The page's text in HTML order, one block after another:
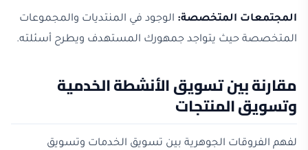
المجتمعات المتخصصة: الوجود في المنتديات والمجموعات
المتخصصة حيث يتواجد جمهورك المستهدف ويطرح أسئلته.
مقارنة بين تسويق الأنشطة الخدمية
وتسويق المنتجات
لفهم الفروقات الجوهرية بين تسويق الخدمات وتسويق